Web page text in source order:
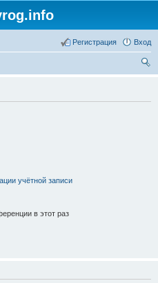
Вход
Регистрация
учётной записи
в этот раз